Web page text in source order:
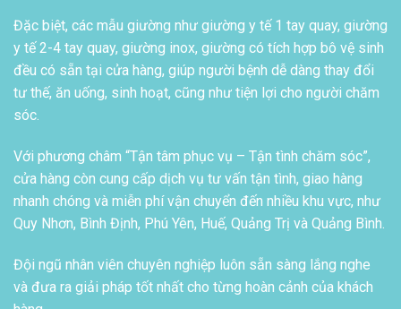
Đặc biệt, các mẫu giường như giường y tế 1 tay quay, giường
y tế 2-4 tay quay, giường inox, giường có tích hợp bô vệ sinh
đều có sẵn tại cửa hàng, giúp người bệnh dễ dàng thay đổi
tư thế, ăn uống, sinh hoạt, cũng như tiện lợi cho người chăm
sóc.
Với phương châm “Tận tâm phục vụ – Tận tình chăm sóc”,
cửa hàng còn cung cấp dịch vụ tư vấn tận tình, giao hàng
nhanh chóng và miễn phí vận chuyển đến nhiều khu vực, như
Quy Nhơn, Bình Định, Phú Yên, Huế, Quảng Trị và Quảng Bình.
Đội ngũ nhân viên chuyên nghiệp luôn sẵn sàng lắng nghe
và đưa ra giải pháp tốt nhất cho từng hoàn cảnh của khách